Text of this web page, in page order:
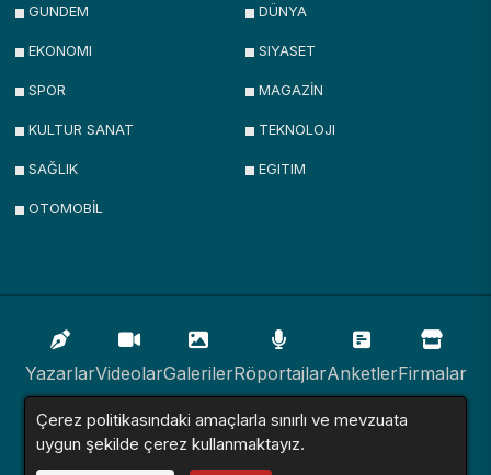
GUNDEM DÜNYA
EKONOMI SIYASET
SPOR MAGAZİN
KULTUR SANAT TEKNOLOJI
SAĞLIK EGITIM
OTOMOBİL
YazarlarVideolarGalerilerRöportajlarAnketlerFirmalar
İlanlarResmi İlanlarSitemap
Çerez politikasındaki amaçlarla sınırlı ve mevzuata
uygun şekilde çerez kullanmaktayız.